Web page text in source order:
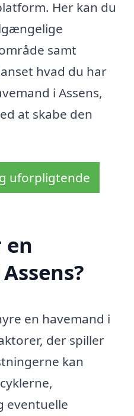
Her kan du
samt
hvad du har
i Assens,
at skabe den
uforpligtende
en
en havemand i
der spiller
kan
eventuelle